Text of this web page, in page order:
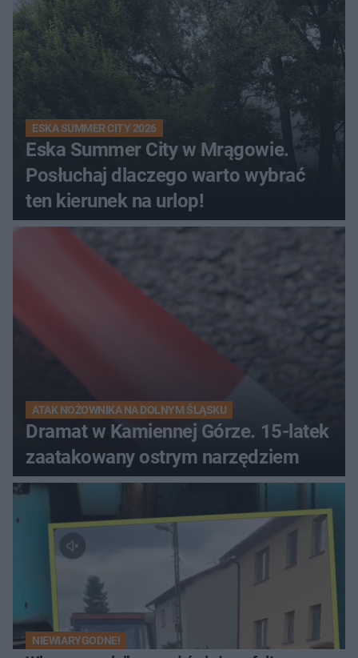
ESKA SUMMER CITY 2026
Eska Summer City w Mrągowie.
Posłuchaj dlaczego warto wybrać
ten kierunek na urlop!
ATAK NOŻOWNIKA NA DOLNYM ŚLĄSKU
Dramat w Kamiennej Górze. 15-latek
zaatakowany ostrym narzędziem
NIEWIARYGODNE!